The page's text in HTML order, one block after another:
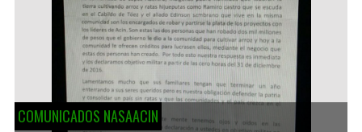
COMUNICADOS NASAACIN